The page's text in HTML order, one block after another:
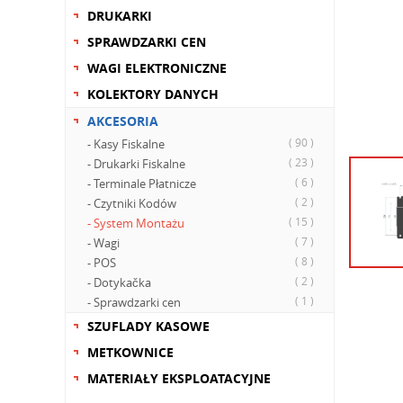
DRUKARKI
SPRAWDZARKI CEN
WAGI ELEKTRONICZNE
KOLEKTORY DANYCH
AKCESORIA
- Kasy Fiskalne ( 90 )
- Drukarki Fiskalne ( 23 )
- Terminale Płatnicze ( 6 )
- Czytniki Kodów ( 2 )
- System Montażu ( 15 )
- Wagi ( 7 )
- POS ( 8 )
- Dotykačka ( 2 )
- Sprawdzarki cen ( 1 )
SZUFLADY KASOWE
METKOWNICE
MATERIAŁY EKSPLOATACYJNE